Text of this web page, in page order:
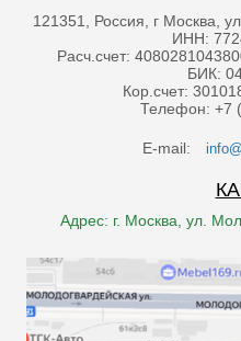
121351, Россия, г Москва,
ИНН:
Расч.счет:
БИК:
Кор.счет:
Телефон: +7
E-mail:
Адрес: г. Москва, ул.